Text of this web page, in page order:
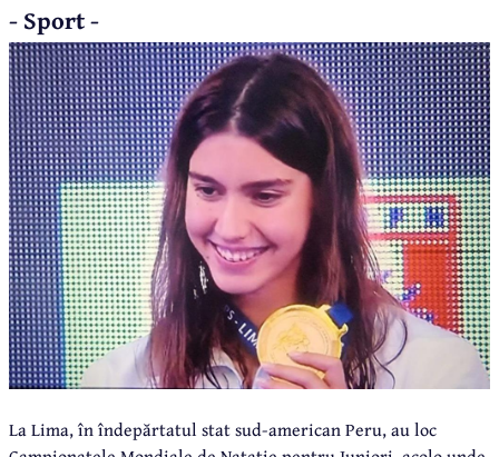
- Sport -
La Lima, în îndepărtatul stat sud-american Peru, au loc